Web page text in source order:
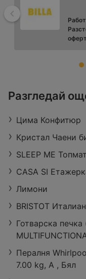
Назад
Разгледай
Цима Конфитюр
Кристал Чаени
SLEEP ME
CASA SI
Лимони
BRISTOT
Готварска
Пералня
7.00 kg, A , Бял